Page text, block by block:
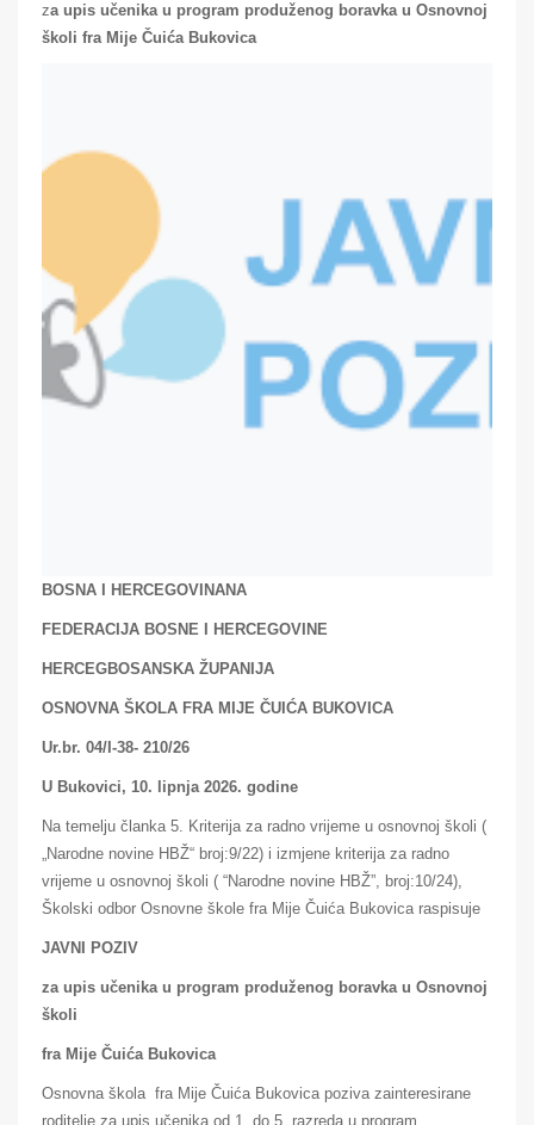
za upis učenika u program produženog boravka u Osnovnoj
školi fra Mije Čuića Bukovica
BOSNA I HERCEGOVINANA
FEDERACIJA BOSNE I HERCEGOVINE
HERCEGBOSANSKA ŽUPANIJA
OSNOVNA ŠKOLA FRA MIJE ČUIĆA BUKOVICA
Ur.br. 04/I-38- 210/26
U Bukovici, 10. lipnja 2026. godine
Na temelju članka 5. Kriterija za radno vrijeme u osnovnoj školi (
„Narodne novine HBŽ“ broj:9/22) i izmjene kriterija za radno
vrijeme u osnovnoj školi ( “Narodne novine HBŽ”, broj:10/24),
Školski odbor Osnovne škole fra Mije Čuića Bukovica raspisuje
JAVNI POZIV
za upis učenika u program produženog boravka u Osnovnoj
školi
fra Mije Čuića Bukovica
Osnovna škola fra Mije Čuića Bukovica poziva zainteresirane
roditelje za upis učenika od 1. do 5. razreda u program